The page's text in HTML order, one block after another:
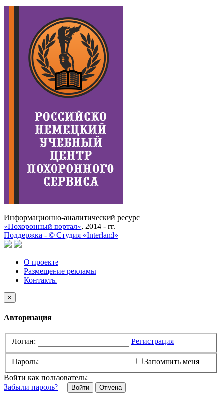
Информационно-аналитический ресурс
«Похоронный портал», 2014 - гг.
Поддержка - © Cтудия «Interland»
О проекте
Размещение рекламы
Контакты
×
Авторизация
Логин: Регистрация
Пароль:
Запомнить меня
Войти как пользователь:
Забыли пароль?
Отмена